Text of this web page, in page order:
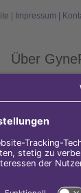
Impressum
Über
GyneFIX®bietet
jeden Alters eine
sorgt für einen